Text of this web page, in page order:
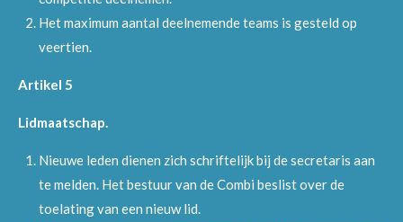
Het maximum aantal deelnemende teams is gesteld op
veertien.
Artikel 5
Lidmaatschap.
Nieuwe leden dienen zich schriftelijk bij de secretaris aan
te melden. Het bestuur van de Combi beslist over de
toelating van een nieuw lid.